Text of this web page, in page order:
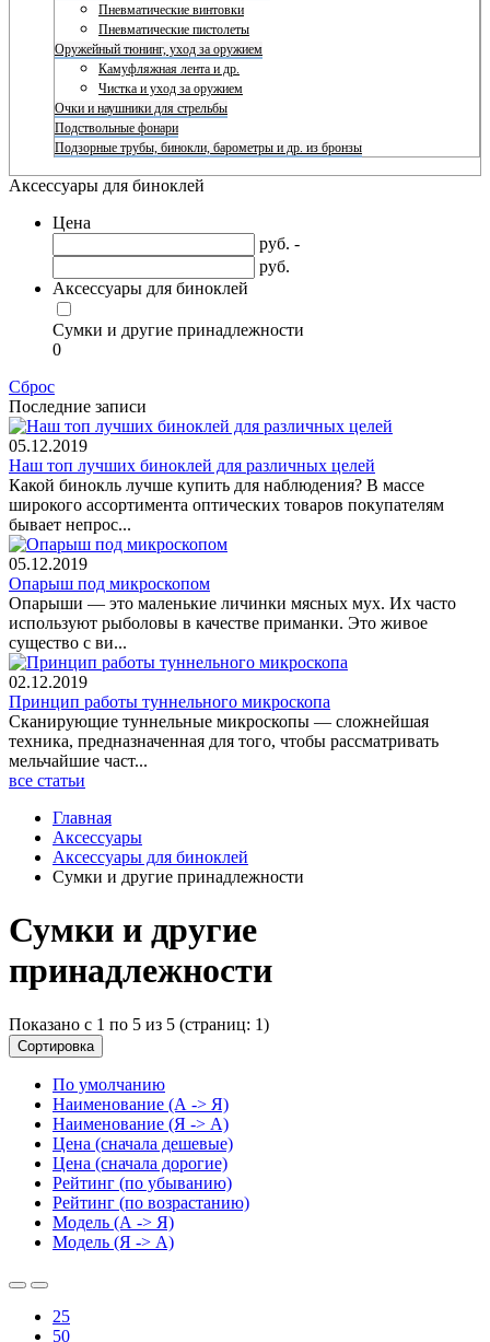
Пневматические винтовки
Пневматические пистолеты
Оружейный тюнинг, уход за оружием
Камуфляжная лента и др.
Чистка и уход за оружием
Очки и наушники для стрельбы
Подствольные фонари
Подзорные трубы, бинокли, барометры и др. из бронзы
Аксессуары для биноклей
Цена
руб. -
руб.
Аксессуары для биноклей
Сумки и другие принадлежности
0
Сброс
Последние записи
05.12.2019
Наш топ лучших биноклей для различных целей
Какой бинокль лучше купить для наблюдения? В массе
широкого ассортимента оптических товаров покупателям
бывает непрос...
05.12.2019
Опарыш под микроскопом
Опарыши — это маленькие личинки мясных мух. Их часто
используют рыболовы в качестве приманки. Это живое
существо с ви...
02.12.2019
Принцип работы туннельного микроскопа
Сканирующие туннельные микроскопы — сложнейшая
техника, предназначенная для того, чтобы рассматривать
мельчайшие част...
все статьи
Главная
Аксессуары
Аксессуары для биноклей
Сумки и другие принадлежности
Сумки и другие
принадлежности
Показано с 1 по 5 из 5 (страниц: 1)
Сортировка
По умолчанию
Наименование (А -> Я)
Наименование (Я -> А)
Цена (сначала дешевые)
Цена (сначала дорогие)
Рейтинг (по убыванию)
Рейтинг (по возрастанию)
Модель (А -> Я)
Модель (Я -> А)
25
50